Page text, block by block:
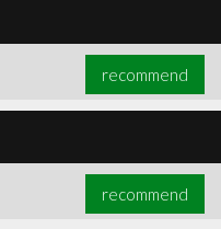
recommend
recommend